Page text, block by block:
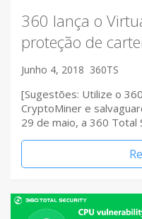
360 lança o
proteção de
Junho 4, 2018 360TS
[Sugestões: Utilize o
CryptoMiner e
29 de maio, a 360